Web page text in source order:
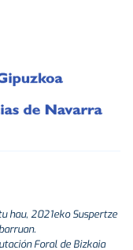
hau, 2021eko Suspertze
Foral de Bizkaia